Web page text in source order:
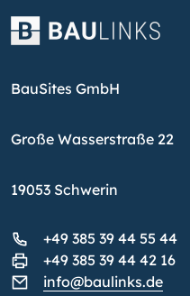
BauSites GmbH
Große Wasserstraße 22
19053 Schwerin
+49 385 39 44 55 44
+49 385 39 44 42 16
info@baulinks.de